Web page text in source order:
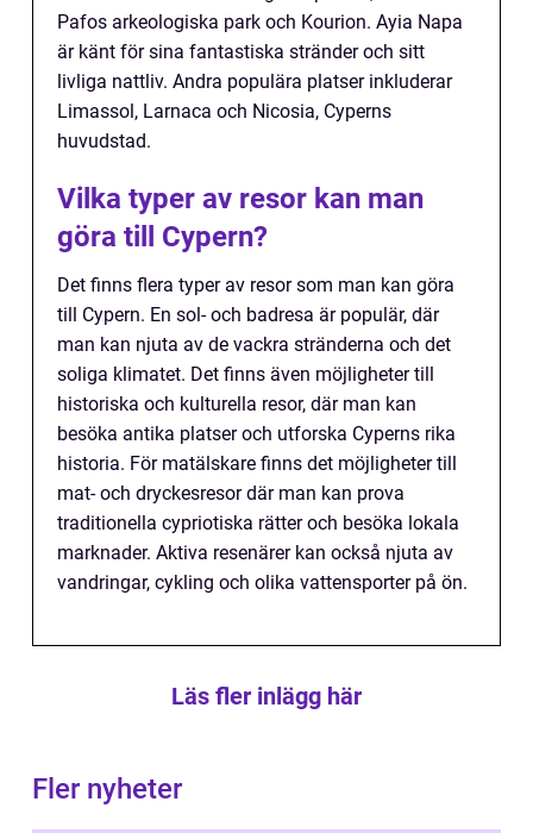
Pafos arkeologiska park och Kourion. Ayia Napa
är känt för sina fantastiska stränder och sitt
livliga nattliv. Andra populära platser inkluderar
Limassol, Larnaca och Nicosia, Cyperns
huvudstad.
Vilka typer av resor kan man
göra till Cypern?
Det finns flera typer av resor som man kan göra
till Cypern. En sol- och badresa är populär, där
man kan njuta av de vackra stränderna och det
soliga klimatet. Det finns även möjligheter till
historiska och kulturella resor, där man kan
besöka antika platser och utforska Cyperns rika
historia. För matälskare finns det möjligheter till
mat- och dryckesresor där man kan prova
traditionella cypriotiska rätter och besöka lokala
marknader. Aktiva resenärer kan också njuta av
vandringar, cykling och olika vattensporter på ön.
Läs fler inlägg här
Fler nyheter